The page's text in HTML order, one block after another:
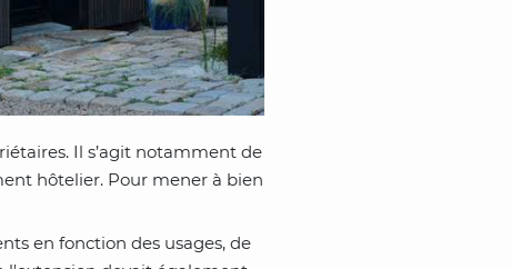
Il s’agit notamment de
hôtelier. Pour mener à bien
en fonction des usages, de